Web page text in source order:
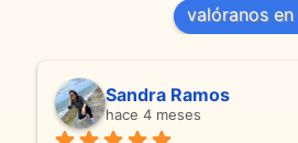
valóranos en
Sandra Ramos
hace 4 meses